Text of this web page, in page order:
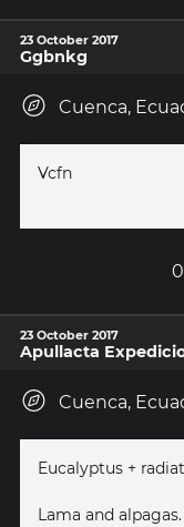
23 October 2017
Ggbnkg
Cuenca,
Vcfn
0
23 October 2017
Apullacta
Cuenca,
Eucalyptus +
Lama and